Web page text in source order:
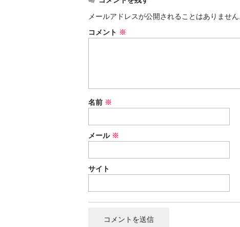
メールアドレスが公開されることはありません
コメント ※
名前 ※
メール ※
サイト